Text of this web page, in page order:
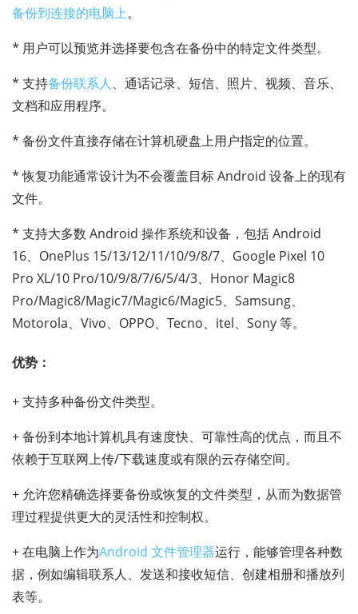
备份到连接的电脑上。
* 用户可以预览并选择要包含在备份中的特定文件类型。
* 支持备份联系人 、通话记录、短信、照片、视频、音乐、
文档和应用程序。
* 备份文件直接存储在计算机硬盘上用户指定的位置。
* 恢复功能通常设计为不会覆盖目标 Android 设备上的现有
文件。
* 支持大多数 Android 操作系统和设备，包括 Android
16、OnePlus 15/13/12/11/10/9/8/7、Google Pixel 10
Pro XL/10 Pro/10/9/8/7/6/5/4/3、Honor Magic8
Pro/Magic8/Magic7/Magic6/Magic5、Samsung、
Motorola、Vivo、OPPO、Tecno、itel、Sony 等。
优势：
+ 支持多种备份文件类型。
+ 备份到本地计算机具有速度快、可靠性高的优点，而且不
依赖于互联网上传/下载速度或有限的云存储空间。
+ 允许您精确选择要备份或恢复的文件类型，从而为数据管
理过程提供更大的灵活性和控制权。
+ 在电脑上作为Android 文件管理器运行，能够管理各种数
据，例如编辑联系人、发送和接收短信、创建相册和播放列
表等。